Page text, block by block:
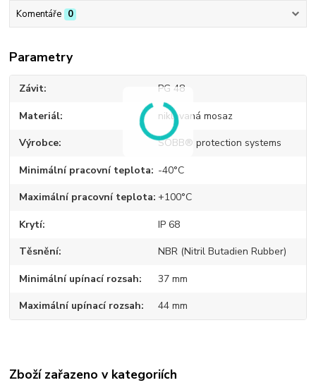
Komentáře 0
Parametry
Závit PG 48
Materiál niklovaná mosaz
Výrobce SOBB® protection systems
Minimální pracovní teplota -40°C
Maximální pracovní teplota +100°C
Krytí IP 68
Těsnění NBR (Nitril Butadien Rubber)
Minimální upínací rozsah 37 mm
Maximální upínací rozsah 44 mm
Zboží zařazeno v kategoriích